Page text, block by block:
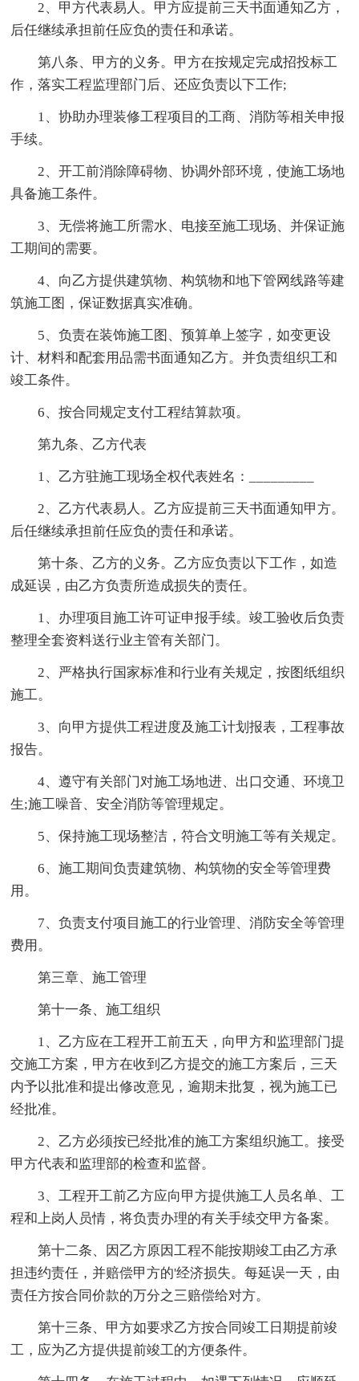
2、甲方代表易人。甲方应提前三天书面通知乙方，
后任继续承担前任应负的责任和承诺。
第八条、甲方的义务。甲方在按规定完成招投标工
作，落实工程监理部门后、还应负责以下工作;
1、协助办理装修工程项目的工商、消防等相关申报
手续。
2、开工前消除障碍物、协调外部环境，使施工场地
具备施工条件。
3、无偿将施工所需水、电接至施工现场、并保证施
工期间的需要。
4、向乙方提供建筑物、构筑物和地下管网线路等建
筑施工图，保证数据真实准确。
5、负责在装饰施工图、预算单上签字，如变更设
计、材料和配套用品需书面通知乙方。并负责组织工和
竣工条件。
6、按合同规定支付工程结算款项。
第九条、乙方代表
1、乙方驻施工现场全权代表姓名：_________
2、乙方代表易人。乙方应提前三天书面通知甲方。
后任继续承担前任应负的责任和承诺。
第十条、乙方的义务。乙方应负责以下工作，如造
成延误，由乙方负责所造成损失的责任。
1、办理项目施工许可证申报手续。竣工验收后负责
整理全套资料送行业主管有关部门。
2、严格执行国家标准和行业有关规定，按图纸组织
施工。
3、向甲方提供工程进度及施工计划报表，工程事故
报告。
4、遵守有关部门对施工场地进、出口交通、环境卫
生;施工噪音、安全消防等管理规定。
5、保持施工现场整洁，符合文明施工等有关规定。
6、施工期间负责建筑物、构筑物的安全等管理费
用。
7、负责支付项目施工的行业管理、消防安全等管理
费用。
第三章、施工管理
第十一条、施工组织
1、乙方应在工程开工前五天，向甲方和监理部门提
交施工方案，甲方在收到乙方提交的施工方案后，三天
内予以批准和提出修改意见，逾期未批复，视为施工已
经批准。
2、乙方必须按已经批准的施工方案组织施工。接受
甲方代表和监理部的检查和监督。
3、工程开工前乙方应向甲方提供施工人员名单、工
程和上岗人员情，将负责办理的有关手续交甲方备案。
第十二条、因乙方原因工程不能按期竣工由乙方承
担违约责任，并赔偿甲方的'经济损失。每延误一天，由
责任方按合同价款的万分之三赔偿给对方。
第十三条、甲方如要求乙方按合同竣工日期提前竣
工，应为乙方提供提前竣工的方便条件。